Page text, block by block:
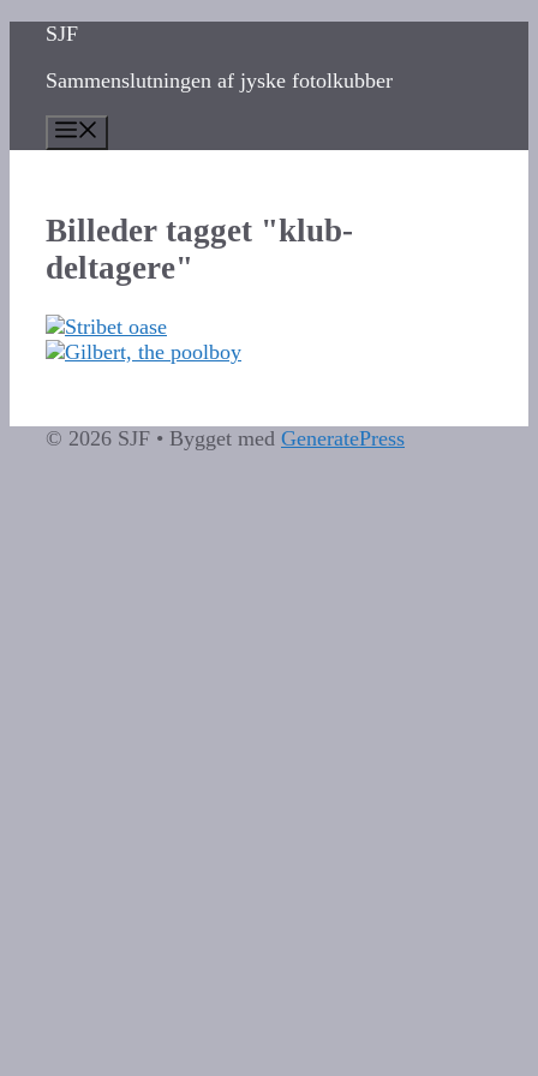
indhold
SJF
Sammenslutningen af jyske fotolkubber
Billeder tagget "klub-
deltagere"
© 2026 SJF • Bygget med GeneratePress